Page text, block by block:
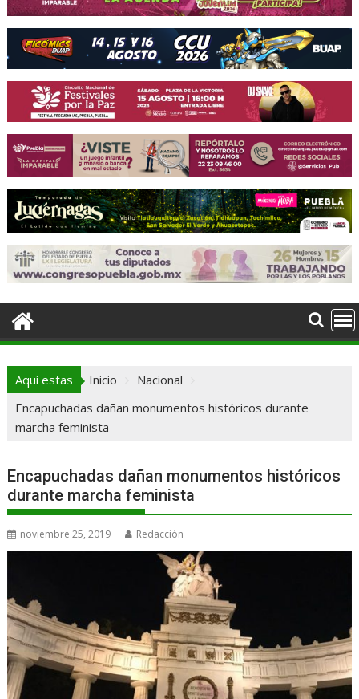
Aquí estas Inicio
Nacional
Encapuchadas dañan monumentos históricos durante
marcha feminista
Encapuchadas dañan monumentos históricos
durante marcha feminista
noviembre 25, 2019 Redacción